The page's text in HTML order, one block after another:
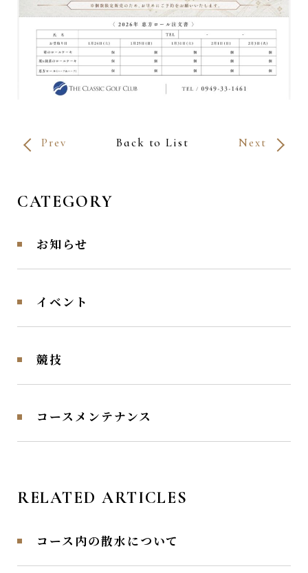
Prev Back to List Next
CATEGORY
お知らせ
イベント
競技
コースメンテナンス
RELATED ARTICLES
コース内の散水について